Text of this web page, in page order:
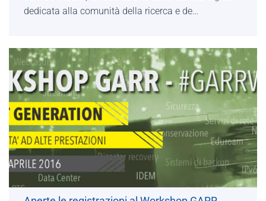
dedicata alla comunità della ricerca e de…